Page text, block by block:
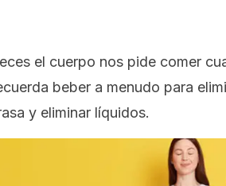
el cuerpo nos pide comer
beber a menudo para
y eliminar líquidos.